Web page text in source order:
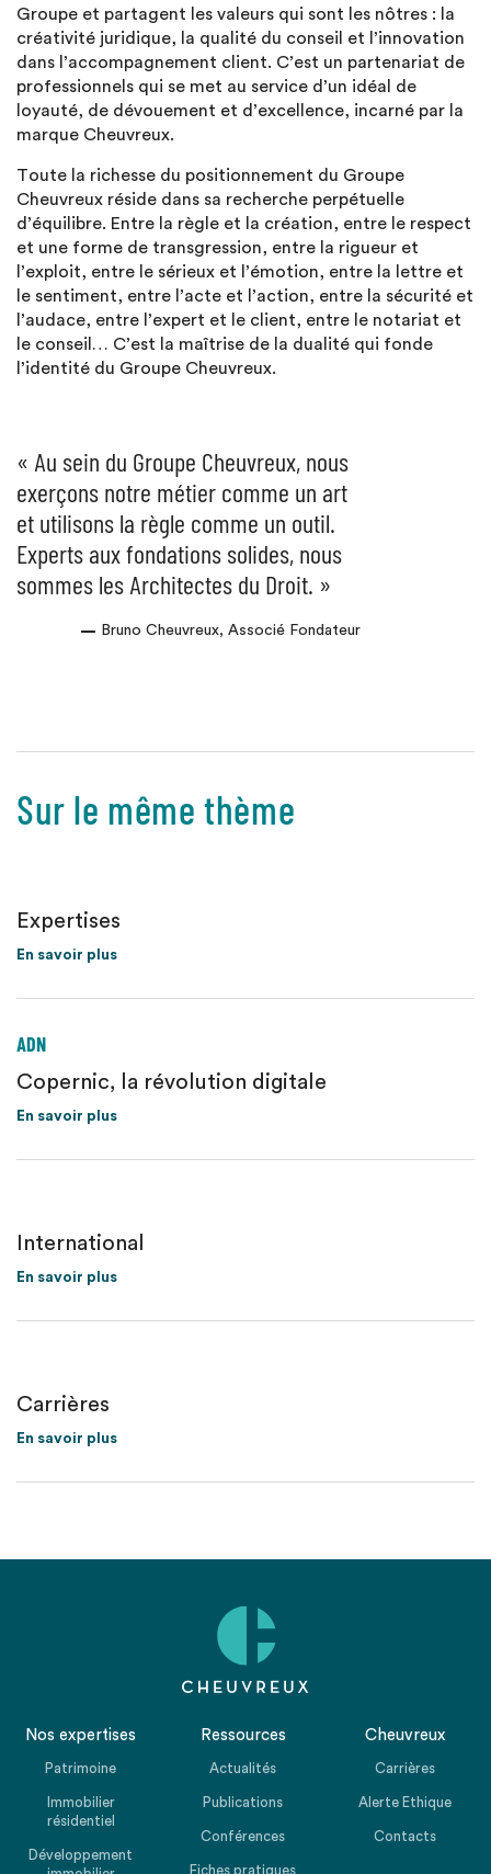
Groupe et partagent les valeurs qui sont les nôtres : la
créativité juridique, la qualité du conseil et l’innovation
dans l’accompagnement client. C’est un partenariat de
professionnels qui se met au service d’un idéal de
loyauté, de dévouement et d’excellence, incarné par la
marque Cheuvreux.
Toute la richesse du positionnement du Groupe
Cheuvreux réside dans sa recherche perpétuelle
d’équilibre. Entre la règle et la création, entre le respect
et une forme de transgression, entre la rigueur et
l’exploit, entre le sérieux et l’émotion, entre la lettre et
le sentiment, entre l’acte et l’action, entre la sécurité et
l’audace, entre l’expert et le client, entre le notariat et
le conseil… C’est la maîtrise de la dualité qui fonde
l’identité du Groupe Cheuvreux.
« Au sein du Groupe Cheuvreux, nous
exerçons notre métier comme un art
et utilisons la règle comme un outil.
Experts aux fondations solides, nous
sommes les Architectes du Droit. »
Bruno Cheuvreux, Associé Fondateur
Sur le même thème
Expertises
En savoir plus
ADN
Copernic, la révolution digitale
En savoir plus
International
En savoir plus
Carrières
En savoir plus
Nos expertises
Patrimoine
Immobilier
résidentiel
Développement
Ressources
Actualités
Publications
Conférences
Fiches pratiques
Cheuvreux
Carrières
Alerte Ethique
Contacts